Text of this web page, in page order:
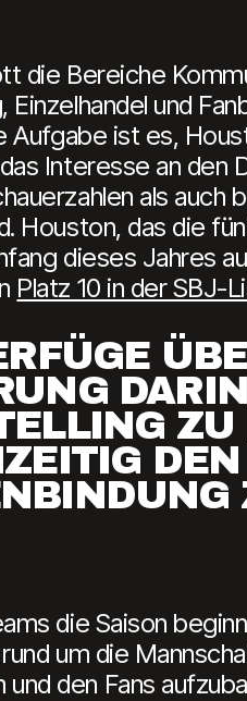
die Bereiche
und
Aufgabe ist es,
Interesse an den
als
Houston, das die
dieses Jahres
Platz 10 in der SBJ-
die Saison
um die
den Fans